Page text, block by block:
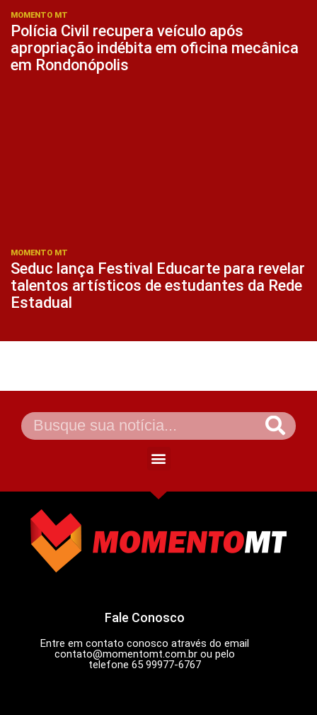
MOMENTO MT
Polícia Civil recupera veículo após
apropriação indébita em oficina mecânica
em Rondonópolis
MOMENTO MT
Seduc lança Festival Educarte para revelar
talentos artísticos de estudantes da Rede
Estadual
Fale Conosco
Entre em contato conosco através do email
contato@momentomt.com.brou pelo
telefone 65 99977-6767